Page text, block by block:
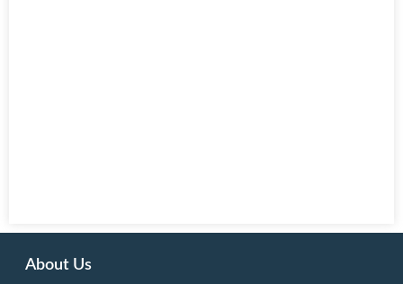
About Us